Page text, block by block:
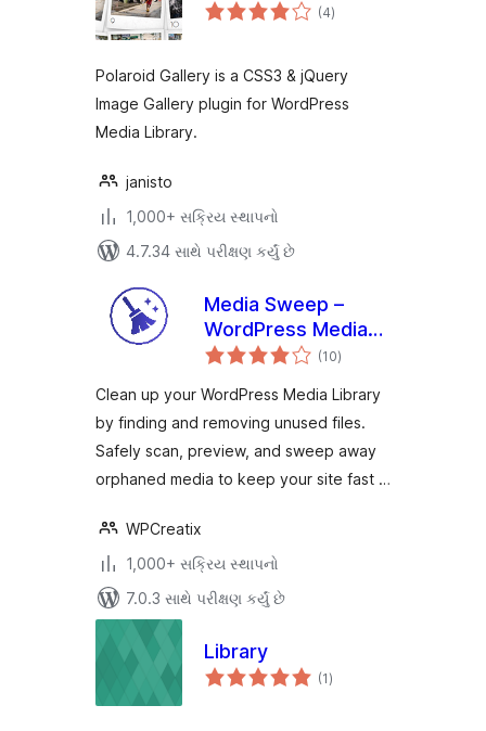
(4કુલ
રેટિંગ્સ
)
Polaroid Gallery is a CSS3 & jQuery
Image Gallery plugin for WordPress
Media Library.
janisto
1,000+ સક્રિય સ્થાપનો
4.7.34 સાથે પરીક્ષણ કર્યું છે
Media Sweep –
WordPress Media
Cleaner
(10કુલ
રેટિંગ્સ
)
Clean up your WordPress Media Library
by finding and removing unused files.
Safely scan, preview, and sweep away
orphaned media to keep your site fast …
WPCreatix
1,000+ સક્રિય સ્થાપનો
7.0.3 સાથે પરીક્ષણ કર્યું છે
Library
(1કુલ
રેટિંગ્સ
)